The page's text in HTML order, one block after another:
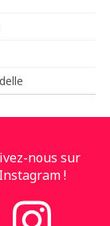
nous sur
Instagram !